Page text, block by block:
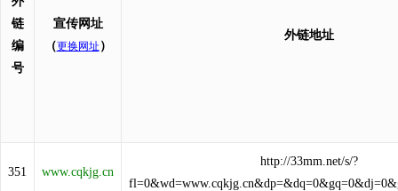
链
编
号
宣传网址
（更换网址 ）
外链地址
351 www.cqkjg.cn
http://33mm.net/s/?